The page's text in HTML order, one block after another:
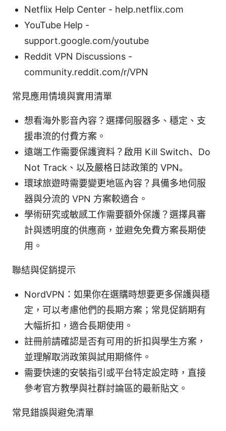
Netflix Help Center - help.netflix.com
YouTube Help -
support.google.com/youtube
Reddit VPN Discussions -
community.reddit.com/r/VPN
常見應用情境與實用清單
想看海外影音內容？選擇伺服器多、穩定、支
援串流的付費方案。
遠端工作需要保護資料？啟用 Kill Switch、Do
Not Track、以及嚴格日誌政策的 VPN。
環球旅遊時需要變更地區內容？具備多地伺服
器與分流的 VPN 方案較適合。
學術研究或敏感工作需要額外保護？選擇具審
計與透明度的供應商，並避免免費方案長期使
用。
聯結與促銷提示
NordVPN：如果你在選購時想要更多保護與穩
定，可以考慮他們的長期方案；常見促銷期有
大幅折扣，適合長期使用。
註冊前請確認是否有可用的折扣與學生方案，
並理解取消政策與試用期條件。
需要快速的安裝指引或平台特定設定時，直接
參考官方教學與社群討論區的最新貼文。
常見錯誤與避免清單